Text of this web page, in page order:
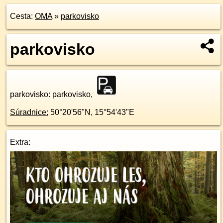
Cesta: OMA» parkovisko
parkovisko
parkovisko: parkovisko,
Súradnice: 50°20'56"N , 15°54'43"E
Extra: